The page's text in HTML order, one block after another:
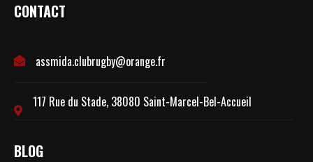
CONTACT
assmida.clubrugby@orange.fr
117 Rue du Stade, 38080 Saint-Marcel-Bel-Accueil
BLOG